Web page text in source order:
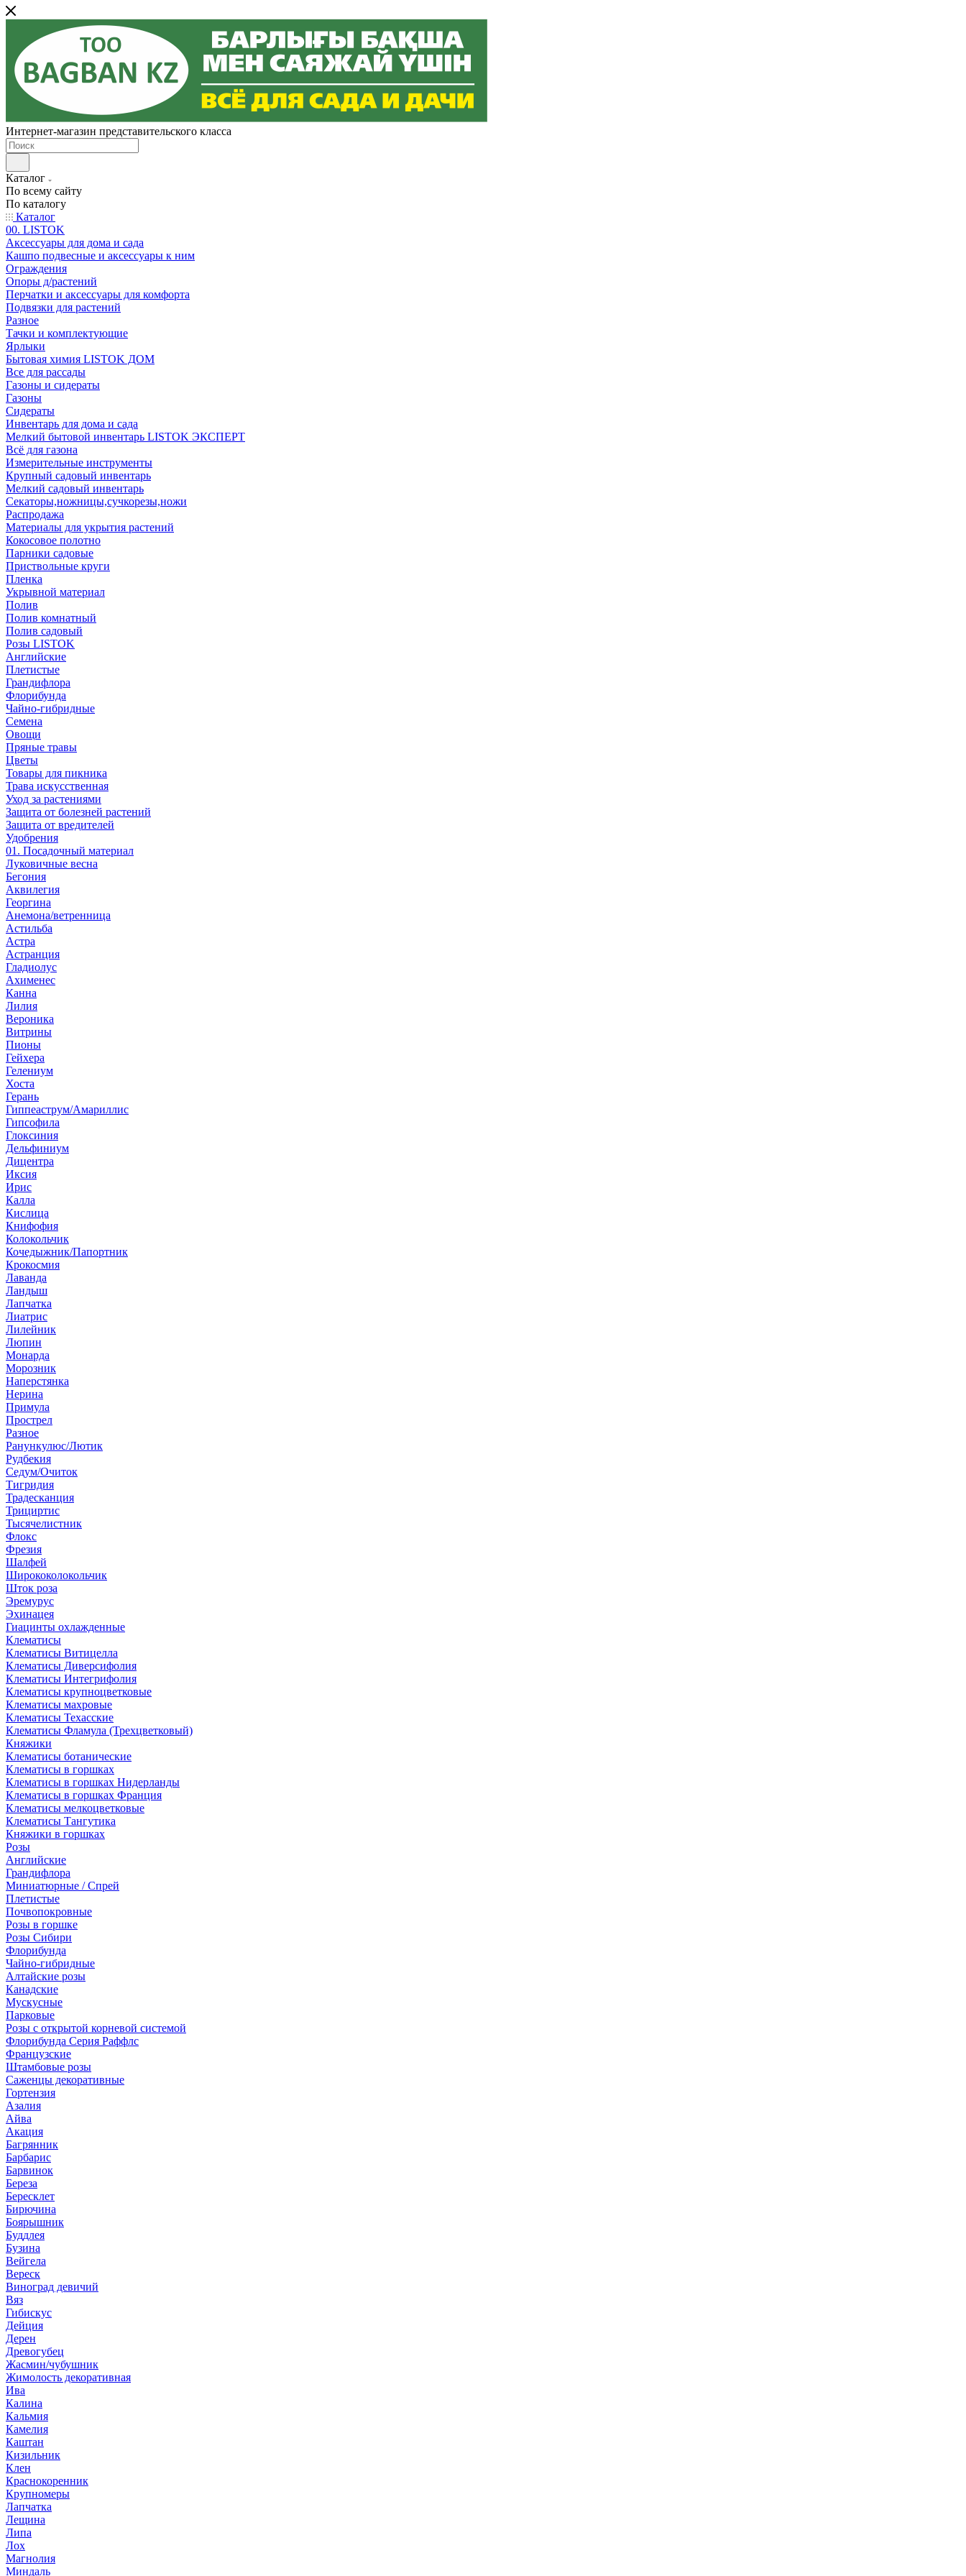
Интернет-магазин представительского класса
Каталог
По всему сайту
По каталогу
Каталог
00. LISTOK
Аксессуары для дома и сада
Кашпо подвесные и аксессуары к ним
Ограждения
Опоры д/растений
Перчатки и аксессуары для комфорта
Подвязки для растений
Разное
Тачки и комплектующие
Ярлыки
Бытовая химия LISTOK ДОМ
Все для рассады
Газоны и сидераты
Газоны
Сидераты
Инвентарь для дома и сада
Мелкий бытовой инвентарь LISTOK ЭКСПЕРТ
Всё для газона
Измерительные инструменты
Крупный садовый инвентарь
Мелкий садовый инвентарь
Секаторы,ножницы,сучкорезы,ножи
Распродажа
Материалы для укрытия растений
Кокосовое полотно
Парники садовые
Приствольные круги
Пленка
Укрывной материал
Полив
Полив комнатный
Полив садовый
Розы LISTOK
Английские
Плетистые
Грандифлора
Флорибунда
Чайно-гибридные
Семена
Овощи
Пряные травы
Цветы
Товары для пикника
Трава искусственная
Уход за растениями
Защита от болезней растений
Защита от вредителей
Удобрения
01. Посадочный материал
Луковичные весна
Бегония
Аквилегия
Георгина
Анемона/ветренница
Астильба
Астра
Астранция
Гладиолус
Ахименес
Канна
Лилия
Вероника
Витрины
Пионы
Гейхера
Гелениум
Хоста
Герань
Гиппеаструм/Амариллис
Гипсофила
Глоксиния
Дельфиниум
Дицентра
Иксия
Ирис
Калла
Кислица
Книфофия
Колокольчик
Кочедыжник/Папортник
Крокосмия
Лаванда
Ландыш
Лапчатка
Лиатрис
Лилейник
Люпин
Монарда
Морозник
Наперстянка
Нерина
Примула
Прострел
Разное
Ранункулюс/Лютик
Рудбекия
Седум/Очиток
Тигридия
Традесканция
Трициртис
Тысячелистник
Флокс
Фрезия
Шалфей
Ширококолокольчик
Шток роза
Эремурус
Эхинацея
Гиацинты охлажденные
Клематисы
Клематисы Витицелла
Клематисы Диверсифолия
Клематисы Интегрифолия
Клематисы крупноцветковые
Клематисы махровые
Клематисы Техасские
Клематисы Фламула (Трехцветковый)
Княжики
Клематисы ботанические
Клематисы в горшках
Клематисы в горшках Нидерланды
Клематисы в горшках Франция
Клематисы мелкоцветковые
Клематисы Тангутика
Княжики в горшках
Розы
Английские
Грандифлора
Миниатюрные / Спрей
Плетистые
Почвопокровные
Розы в горшке
Розы Сибири
Флорибунда
Чайно-гибридные
Алтайские розы
Канадские
Мускусные
Парковые
Розы с открытой корневой системой
Флорибунда Серия Раффлс
Французские
Штамбовые розы
Саженцы декоративные
Гортензия
Азалия
Айва
Акация
Багрянник
Барбарис
Барвинок
Береза
Бересклет
Бирючина
Боярышник
Буддлея
Бузина
Вейгела
Вереск
Виноград девичий
Вяз
Гибискус
Дейция
Дерен
Древогубец
Жасмин/чубушник
Жимолость декоративная
Ива
Калина
Кальмия
Камелия
Каштан
Кизильник
Клен
Краснокоренник
Крупномеры
Лапчатка
Лещина
Липа
Лох
Магнолия
Миндаль